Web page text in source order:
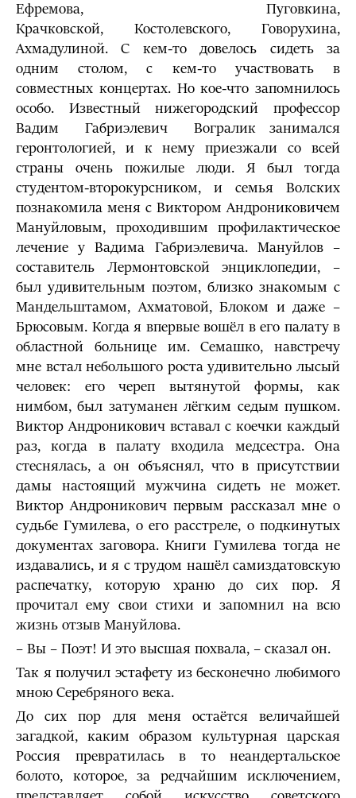
Ефремова, Пуговкина,
Крачковской, Костолевского, Говорухина,
Ахмадулиной. С кем-то довелось сидеть за
одним столом, с кем-то участвовать в
совместных концертах. Но кое-что запомнилось
особо. Известный нижегородский профессор
Вадим Габриэлевич Вогралик занимался
геронтологией, и к нему приезжали со всей
страны очень пожилые люди. Я был тогда
студентом-второкурсником, и семья Волских
познакомила меня с Виктором Андрониковичем
Мануйловым, проходившим профилактическое
лечение у Вадима Габриэлевича. Мануйлов –
составитель Лермонтовской энциклопедии, –
был удивительным поэтом, близко знакомым с
Мандельштамом, Ахматовой, Блоком и даже –
Брюсовым. Когда я впервые вошёл в его палату в
областной больнице им. Семашко, навстречу
мне встал небольшого роста удивительно лысый
человек: его череп вытянутой формы, как
нимбом, был затуманен лёгким седым пушком.
Виктор Андроникович вставал с коечки каждый
раз, когда в палату входила медсестра. Она
стеснялась, а он объяснял, что в присутствии
дамы настоящий мужчина сидеть не может.
Виктор Андроникович первым рассказал мне о
судьбе Гумилева, о его расстреле, о подкинутых
документах заговора. Книги Гумилева тогда не
издавались, и я с трудом нашёл самиздатовскую
распечатку, которую храню до сих пор. Я
прочитал ему свои стихи и запомнил на всю
жизнь отзыв Мануйлова.
– Вы – Поэт! И это высшая похвала, – сказал он.
Так я получил эстафету из бесконечно любимого
мною Серебряного века.
До сих пор для меня остаётся величайшей
загадкой, каким образом культурная царская
Россия превратилась в то неандертальское
болото, которое, за редчайшим исключением,